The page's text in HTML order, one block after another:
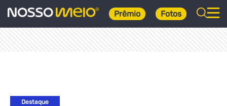
Prêmio Fotos
Destaque